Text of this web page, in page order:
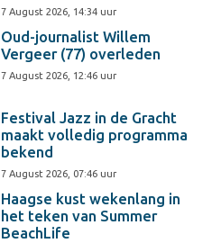
7 August 2026, 14:34 uur
Oud-journalist Willem
Vergeer (77) overleden
7 August 2026, 12:46 uur
Festival Jazz in de Gracht
maakt volledig programma
bekend
7 August 2026, 07:46 uur
Haagse kust wekenlang in
het teken van Summer
BeachLife